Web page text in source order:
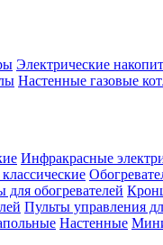
Электрические
Настенные газовые
Инфракрасные
обогревателей
Пульты управления
Настенные